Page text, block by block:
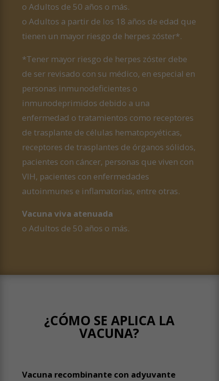
o Adultos de 50 años o más.
o Adultos a partir de los 18 años de edad que
tienen un mayor riesgo de herpes zóster*.
*Tener mayor riesgo de herpes zóster debe
de ser revisado con su médico, en especial en
personas inmunodeficientes o
inmunodeprimidos debido a una
enfermedad o tratamientos como receptores
de trasplante de células hematopoyéticas,
receptores de trasplantes de órganos sólidos,
pacientes con cáncer, personas que viven con
VIH, pacientes con enfermedades
autoinmunes e inflamatorias, entre otras.
Vacuna viva atenuada
o Adultos de 50 años o más.
¿CÓMO SE APLICA LA
VACUNA?
Vacuna recombinante con adyuvante